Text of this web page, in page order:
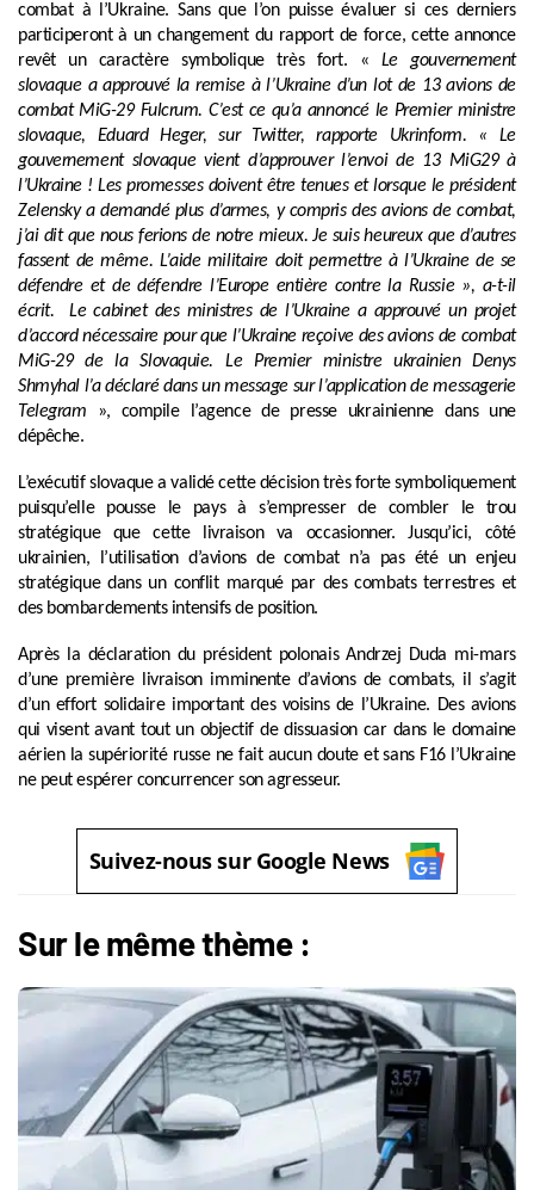
combat à l’Ukraine. Sans que l’on puisse évaluer si ces derniers
participeront à un changement du rapport de force, cette annonce
revêt un caractère symbolique très fort. « Le gouvernement
slovaque a approuvé la remise à l’Ukraine d’un lot de 13 avions de
combat MiG-29 Fulcrum. C’est ce qu’a annoncé le Premier ministre
slovaque, Eduard Heger, sur Twitter, rapporte Ukrinform. « Le
gouvernement slovaque vient d’approuver l’envoi de 13 MiG29 à
l’Ukraine ! Les promesses doivent être tenues et lorsque le président
Zelensky a demandé plus d’armes, y compris des avions de combat,
j’ai dit que nous ferions de notre mieux. Je suis heureux que d’autres
fassent de même. L’aide militaire doit permettre à l’Ukraine de se
défendre et de défendre l’Europe entière contre la Russie », a-t-il
écrit. Le cabinet des ministres de l’Ukraine a approuvé un projet
d’accord nécessaire pour que l’Ukraine reçoive des avions de combat
MiG-29 de la Slovaquie. Le Premier ministre ukrainien Denys
Shmyhal l’a déclaré dans un message sur l’application de messagerie
Telegram », compile l’agence de presse ukrainienne dans une
dépêche.
L’exécutif slovaque a validé cette décision très forte symboliquement
puisqu’elle pousse le pays à s’empresser de combler le trou
stratégique que cette livraison va occasionner. Jusqu’ici, côté
ukrainien, l’utilisation d’avions de combat n’a pas été un enjeu
stratégique dans un conflit marqué par des combats terrestres et
des bombardements intensifs de position.
Après la déclaration du président polonais Andrzej Duda mi-mars
d’une première livraison imminente d’avions de combats, il s’agit
d’un effort solidaire important des voisins de l’Ukraine. Des avions
qui visent avant tout un objectif de dissuasion car dans le domaine
aérien la supériorité russe ne fait aucun doute et sans F16 l’Ukraine
ne peut espérer concurrencer son agresseur.
Suivez-nous sur Google News
Sur le même thème :